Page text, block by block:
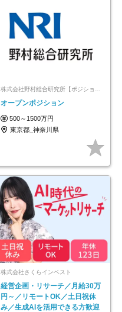
オープンポジション
500～1500万円
東京都_神奈川県
株式会社さくらインベスト
経営企画・リサーチ／月給30万
円～／リモートOK／土日祝休
み／生成AIを活用できる方歓迎